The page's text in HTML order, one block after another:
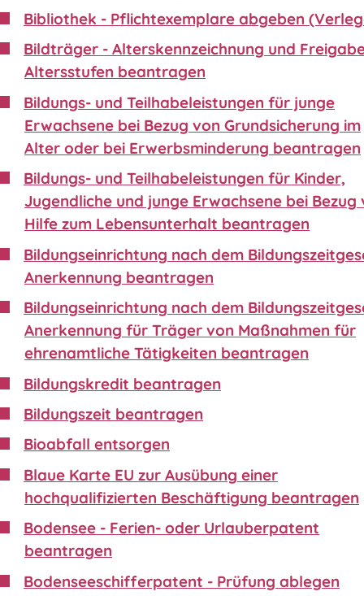
Bibliothek - Pflichtexemplare abgeben
Bildträger - Alterskennzeichnung und
Altersstufen beantragen
Bildungs- und Teilhabeleistungen für junge
Erwachsene bei Bezug von Grundsicherung im
Alter oder bei Erwerbsminderung beantragen
Bildungs- und Teilhabeleistungen für Kinder,
Jugendliche und junge Erwachsene bei Bezug
Hilfe zum Lebensunterhalt beantragen
Bildungseinrichtung nach dem
Anerkennung beantragen
Bildungseinrichtung nach dem
Anerkennung für Träger von Maßnahmen für
ehrenamtliche Tätigkeiten beantragen
Bildungskredit beantragen
Bildungszeit beantragen
Bioabfall entsorgen
Blaue Karte EU zur Ausübung einer
hochqualifizierten Beschäftigung beantragen
Bodensee - Ferien- oder Urlauberpatent
beantragen
Bodenseeschifferpatent - Prüfung ablegen